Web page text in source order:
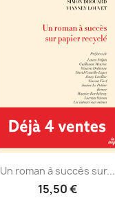
Un roman à succès sur...
15,50 €